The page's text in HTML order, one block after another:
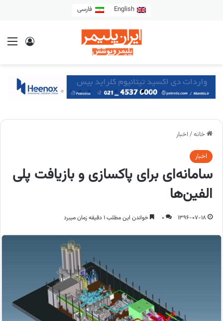
English فارسی
خانه/ اخبار
اخبار
سامانه‌ای برای پاکسازی و بازیافت پلی
الفین‌ها
1396-07-18
0 خواندن این مطلب 1 دقیقه زمان میبرد